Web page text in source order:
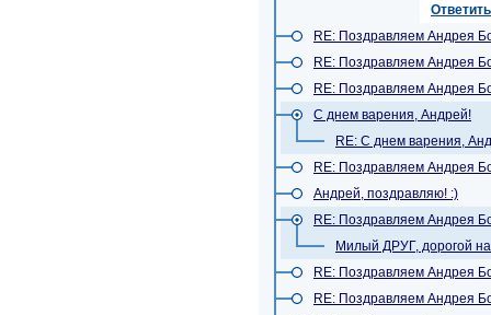
RE: Поздравляем Андрея
RE: Поздравляем Андрея
RE: Поздравляем Андрея
С днем варения, Андрей!
RE: С днем варения,
RE: Поздравляем Андрея
Андрей, поздравляю! :)
RE: Поздравляем Андрея
Милый ДРУГ, дорогой
RE: Поздравляем Андрея
RE: Поздравляем Андрея